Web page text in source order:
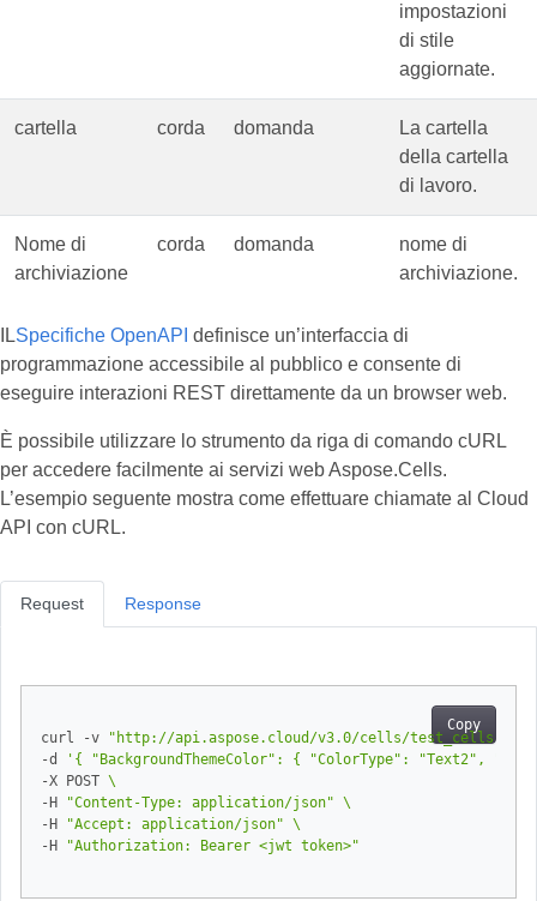
impostazioni
di stile
aggiornate.
cartella corda domanda
La cartella
della cartella
di lavoro.
Nome di
archiviazione
corda domanda
nome di
archiviazione.
ILSpecifiche OpenAPI definisce un’interfaccia di
programmazione accessibile al pubblico e consente di
eseguire interazioni REST direttamente da un browser web.
È possibile utilizzare lo strumento da riga di comando cURL
per accedere facilmente ai servizi web Aspose.Cells.
L’esempio seguente mostra come effettuare chiamate al Cloud
API con cURL.
Request
Copy
curl -v
"http://api.aspose.cloud/v3.0/cells/
-d
'{ "BackgroundThemeColor": { "ColorType": "Text2",
-X POST
-H
"Content-Type: application/json"
-H
"Accept: application/json"
-H
"Authorization: Bearer <jwt token>"
Response